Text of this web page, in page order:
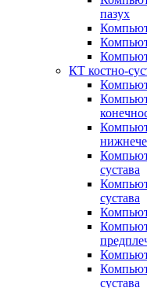
пазух
КТ костно-
сустава
сустава
сустава